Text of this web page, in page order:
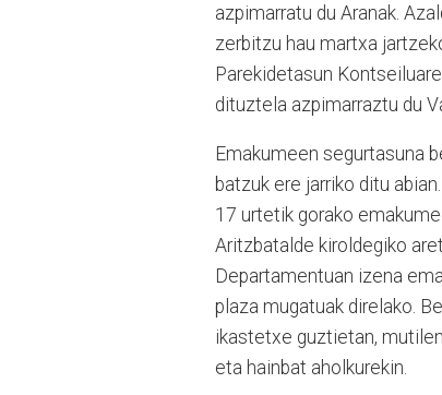
azpimarratu du Aranak.
zerbitzu hau martxa
Parekidetasun
dituztela azpimarraztu du
Emakumeen segurtasuna
batzuk ere jarriko ditu
17 urtetik gorako
Aritzbatalde kiroldegiko
Departamentuan izena
plaza mugatuak direlako.
ikastetxe guztietan,
eta hainbat aholkurekin.